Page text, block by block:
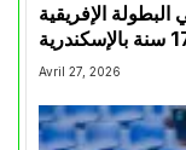
الإفريقية
Avril 27, 2026